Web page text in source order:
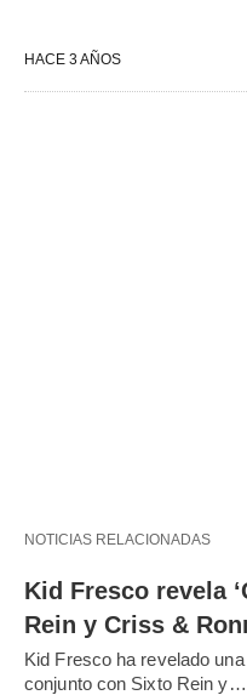
HACE 3 AÑOS
NOTICIAS RELACIONADAS
Kid Fresco revela
Rein y Criss &
Kid Fresco ha revelado
conjunto con Sixto Rein y…